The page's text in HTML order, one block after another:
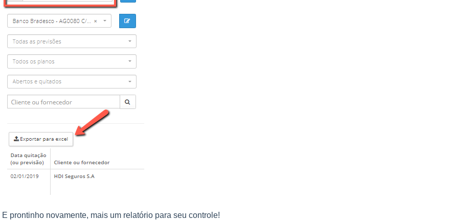
E prontinho novamente, mais um relatório para seu controle!